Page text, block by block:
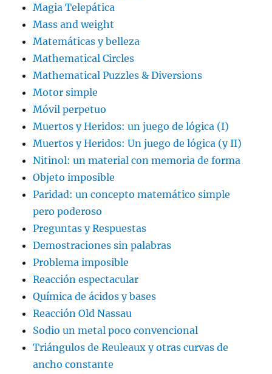
Magia Telepática
Mass and weight
Matemáticas y belleza
Mathematical Circles
Mathematical Puzzles & Diversions
Motor simple
Móvil perpetuo
Muertos y Heridos: un juego de lógica (I)
Muertos y Heridos: Un juego de lógica (y II)
Nitinol: un material con memoria de forma
Objeto imposible
Paridad: un concepto matemático simple
pero poderoso
Preguntas y Respuestas
Demostraciones sin palabras
Problema imposible
Reacción espectacular
Química de ácidos y bases
Reacción Old Nassau
Sodio un metal poco convencional
Triángulos de Reuleaux y otras curvas de
ancho constante